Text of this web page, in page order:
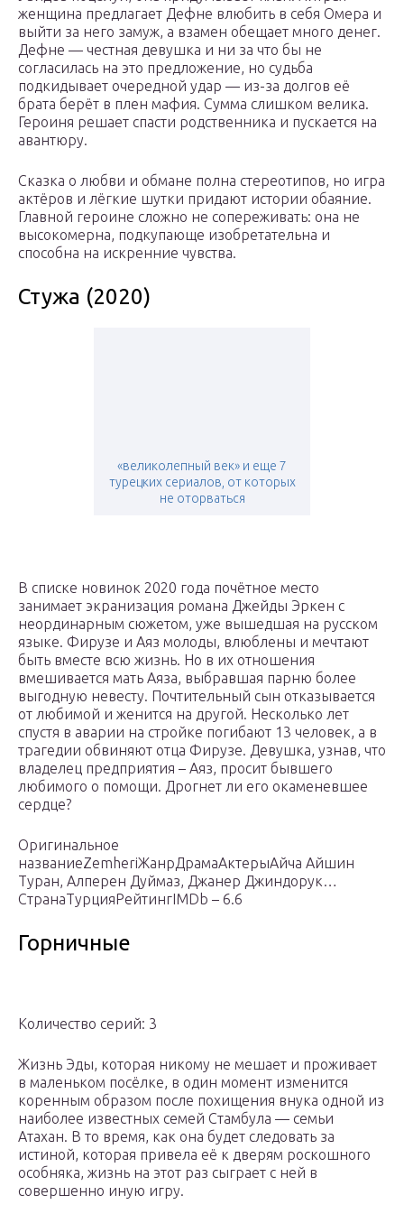
женщина предлагает Дефне влюбить в себя Омера и
выйти за него замуж, а взамен обещает много денег.
Дефне — честная девушка и ни за что бы не
согласилась на это предложение, но судьба
подкидывает очередной удар — из-за долгов её
брата берёт в плен мафия. Сумма слишком велика.
Героиня решает спасти родственника и пускается на
авантюру.
Сказка о любви и обмане полна стереотипов, но игра
актёров и лёгкие шутки придают истории обаяние.
Главной героине сложно не сопереживать: она не
высокомерна, подкупающе изобретательна и
способна на искренние чувства.
Стужа (2020)
«великолепный век» и еще 7
турецких сериалов, от которых
не оторваться
В списке новинок 2020 года почётное место
занимает экранизация романа Джейды Эркен с
неординарным сюжетом, уже вышедшая на русском
языке. Фирузе и Аяз молоды, влюблены и мечтают
быть вместе всю жизнь. Но в их отношения
вмешивается мать Аяза, выбравшая парню более
выгодную невесту. Почтительный сын отказывается
от любимой и женится на другой. Несколько лет
спустя в аварии на стройке погибают 13 человек, а в
трагедии обвиняют отца Фирузе. Девушка, узнав, что
владелец предприятия – Аяз, просит бывшего
любимого о помощи. Дрогнет ли его окаменевшее
сердце?
Оригинальное
названиеZemheriЖанрДрамаАктерыАйча Айшин
Туран, Алперен Дуймаз, Джанер Джиндорук…
СтранаТурцияРейтингIMDb – 6.6
Горничные
Количество серий: 3
Жизнь Эды, которая никому не мешает и проживает
в маленьком посёлке, в один момент изменится
коренным образом после похищения внука одной из
наиболее известных семей Стамбула — семьи
Атахан. В то время, как она будет следовать за
истиной, которая привела её к дверям роскошного
особняка, жизнь на этот раз сыграет с ней в
совершенно иную игру.